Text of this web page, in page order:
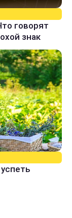
говорят
знак